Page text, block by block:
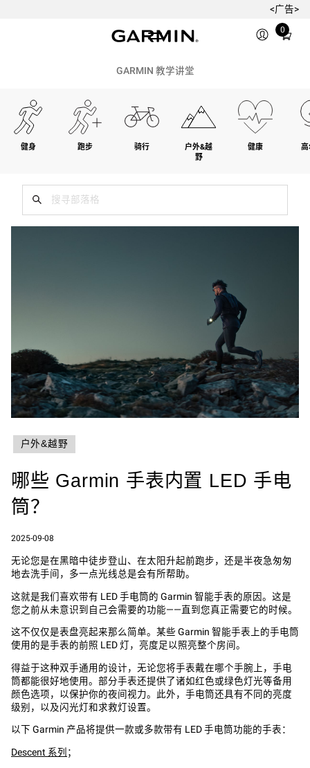
<广告>
0
Total
items
GARMIN 教学讲堂
健身 跑步 骑行
户外&越
野
健康 高
户外&越野
哪些 Garmin 手表内置 LED 手电
筒？
2025-09-08
无论您是在黑暗中徒步登山、在太阳升起前跑步，还是半夜急匆匆
地去洗手间，多一点光线总是会有所帮助。
这就是我们喜欢带有 LED 手电筒的 Garmin 智能手表的原因。这是
您之前从未意识到自己会需要的功能——直到您真正需要它的时候。
这不仅仅是表盘亮起来那么简单。某些 Garmin 智能手表上的手电筒
使用的是手表的前照 LED 灯，亮度足以照亮整个房间。
得益于这种双手通用的设计，无论您将手表戴在哪个手腕上，手电
筒都能很好地使用。部分手表还提供了诸如红色或绿色灯光等备用
颜色选项，以保护你的夜间视力。此外，手电筒还具有不同的亮度
级别，以及闪光灯和求救灯设置。
以下 Garmin 产品将提供一款或多款带有 LED 手电筒功能的手表：
Descent 系列 ；